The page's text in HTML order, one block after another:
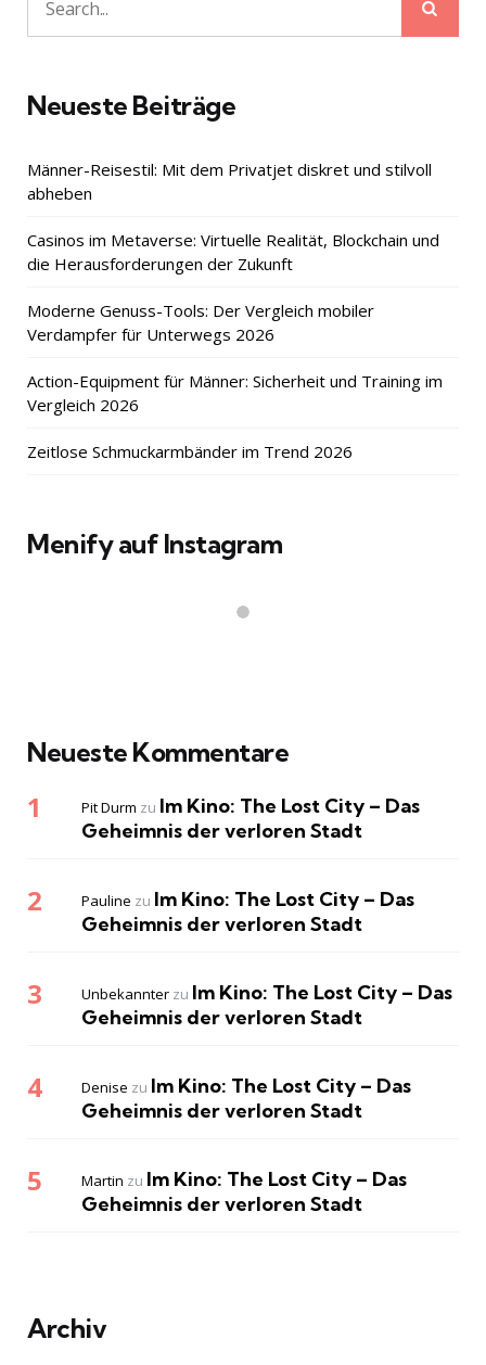
Search
for:
Neueste Beiträge
Männer-Reisestil: Mit dem Privatjet diskret und stilvoll
abheben
Casinos im Metaverse: Virtuelle Realität, Blockchain und
die Herausforderungen der Zukunft
Moderne Genuss-Tools: Der Vergleich mobiler
Verdampfer für Unterwegs 2026
Action-Equipment für Männer: Sicherheit und Training im
Vergleich 2026
Zeitlose Schmuckarmbänder im Trend 2026
Menify auf Instagram
Neueste Kommentare
Pit Durm zu Im Kino: The Lost City – Das
Geheimnis der verloren Stadt
Pauline zu Im Kino: The Lost City – Das
Geheimnis der verloren Stadt
Unbekannter zu Im Kino: The Lost City – Das
Geheimnis der verloren Stadt
Denise zu Im Kino: The Lost City – Das
Geheimnis der verloren Stadt
Martin zu Im Kino: The Lost City – Das
Geheimnis der verloren Stadt
Archiv